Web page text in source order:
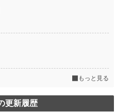
もっと見る
更新履歴